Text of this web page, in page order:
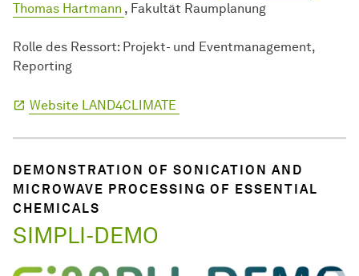
Thomas Hartmann , Fakultät Raumplanung
Rolle des Ressort: Projekt- und Eventmanagement,
Reporting
Website LAND4CLIMATE
DEMONSTRATION OF SONICATION AND
MICROWAVE PROCESSING OF ESSENTIAL
CHEMICALS
SIMPLI-DEMO